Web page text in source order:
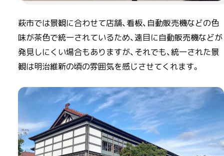
萩市では景観に合わせて店舗、看板、自動販売機などの色
味が茶色で統一されているため、遠目に自動販売機などが
発見しにくい場合もありますが、それでも、統一された景
観は明治維新の頃の雰囲気を感じさせてくれます。